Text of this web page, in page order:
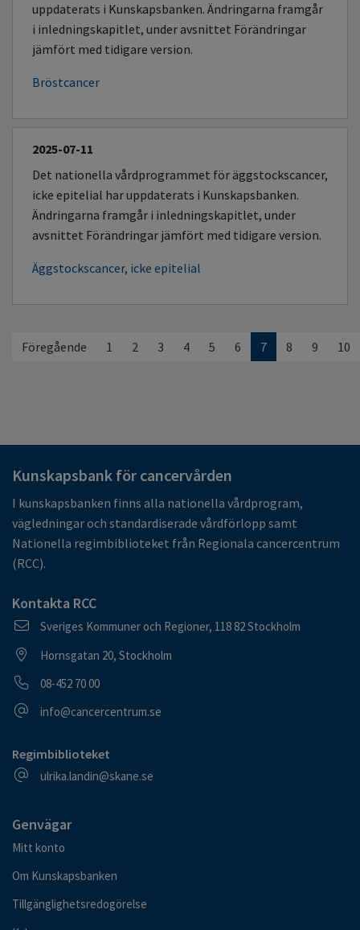
uppdaterats i Kunskapsbanken. Ändringarna framgår
i inledningskapitlet, under avsnittet Förändringar
jämfört med tidigare version.
Bröstcancer
2025-07-11
Det nationella vårdprogrammet för äggstockscancer,
icke epitelial har uppdaterats i Kunskapsbanken.
Ändringarna framgår i inledningskapitlet, under
avsnittet Förändringar jämfört med tidigare version.
Äggstockscancer, icke epitelial
Föregående 1 2 3 4 5 6 7 8 9 10
Kunskapsbank för cancervården
I kunskapsbanken finns alla nationella vårdprogram,
vägledningar och standardiserade vårdförlopp samt
Nationella regimbiblioteket från Regionala cancercentrum
(RCC).
Kontakta RCC
Postadress
Sveriges Kommuner och Regioner, 118 82 Stockholm
Besöksadress
Hornsgatan 20, Stockholm
Telefonnummer
08-452 70 00
E-postadress
info@cancercentrum.se
Regimbiblioteket
E-postadress
ulrika.landin@skane.se
Genvägar
Mitt konto
Om Kunskapsbanken
Tillgänglighetsredogörelse